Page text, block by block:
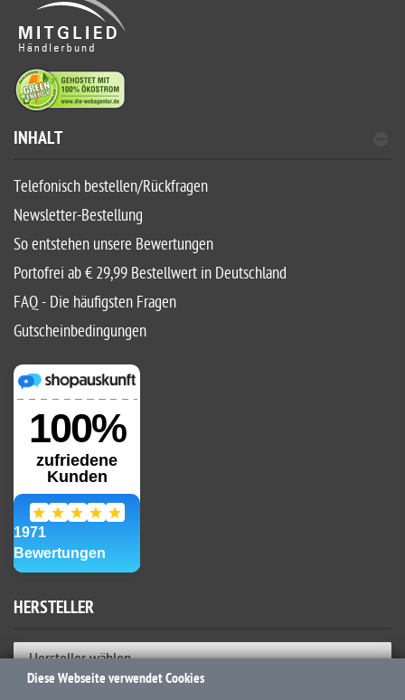
INHALT
Telefonisch bestellen/Rückfragen
Newsletter-Bestellung
So entstehen unsere Bewertungen
Portofrei ab € 29,99 Bestellwert in Deutschland
FAQ - Die häufigsten Fragen
Gutscheinbedingungen
HERSTELLER
Hersteller wählen
Diese Webseite verwendet Cookies